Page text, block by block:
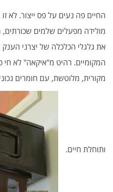
החיים פה נעים על פס ייצור. לא
מולידה מפעלים שלמים שכורתים,
את גלגלי הכלכלה של יצרני
המקומיים. רהיט מ"איקאה" לא
מקורית, מלוטשת, עם חומרים
ותוחלת חיים.